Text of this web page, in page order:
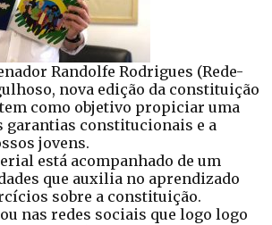
Randolfe Rodrigues (Rede-
nova edição da constituição
como objetivo propiciar uma
garantias constitucionais e a
jovens.
está acompanhado de um
que auxilia no aprendizado
sobre a constituição.
nas redes sociais que logo logo